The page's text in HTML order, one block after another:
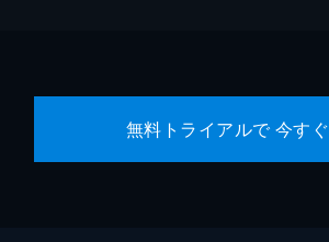
無料トライアルで 今す